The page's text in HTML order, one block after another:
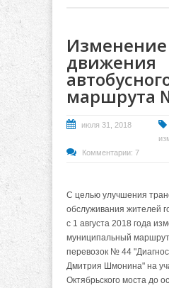
движения
маршрута
июля 31, 2018
Комментарии: 7
С целью улучшения
обслуживания жителей
с 1 августа 2018 года
муниципальный
перевозок № 44
Дмитрия Шмонина" на
Октябрьского моста до